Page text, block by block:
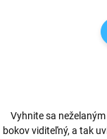
Vyhnite sa
bokov viditeľný, a tak